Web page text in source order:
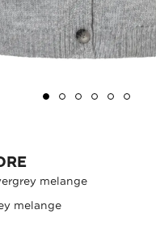
melange
melange